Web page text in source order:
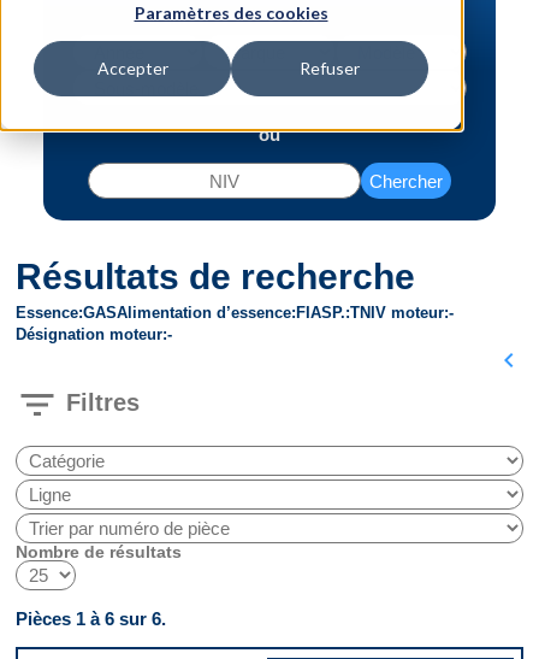
Paramètres des cookies
Accepter Refuser
ou
Chercher
Résultats de recherche
Essence GASAlimentation d’essence FI ASP. TNIV moteur -
Désignation moteur -
chevron_left
filter_list Filtres
Nombre de résultats
Pièces 1 à 6 sur 6.